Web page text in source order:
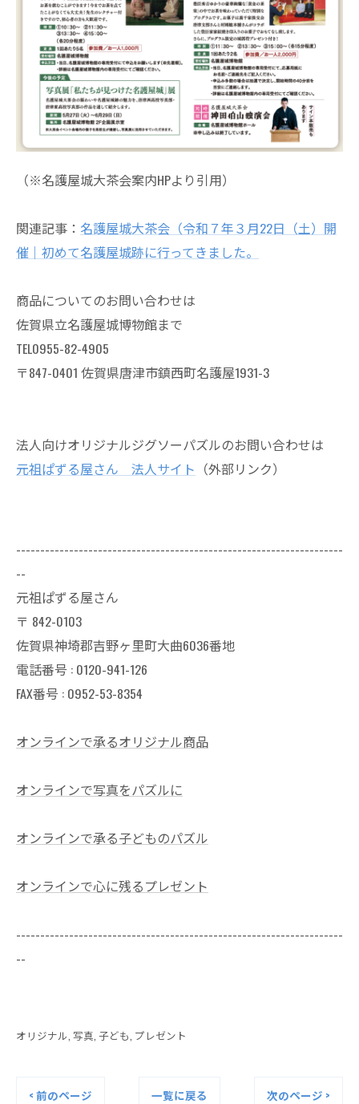
（※名護屋城大茶会案内HPより引用）
関連記事： 名護屋城大茶会（令和７年３月22日（土）開
催｜初めて名護屋城跡に行ってきました。
商品についてのお問い合わせは
佐賀県立名護屋城博物館まで
TEL0955-82-4905
〒847-0401 佐賀県唐津市鎮西町名護屋1931-3
法人向けオリジナルジグソーパズルのお問い合わせは
元祖ぱずる屋さん 法人サイト （外部リンク）
--------------------------------------------------------------------
--
元祖ぱずる屋さん
〒 842-0103
佐賀県神埼郡吉野ヶ里町大曲6036番地
電話番号 : 0120-941-126
FAX番号 : 0952-53-8354
オンラインで承るオリジナル商品
オンラインで写真をパズルに
オンラインで承る子どものパズル
オンラインで心に残るプレゼント
--------------------------------------------------------------------
--
オリジナル 写真 子ども プレゼント
< 前のページ 一覧に戻る 次のページ >